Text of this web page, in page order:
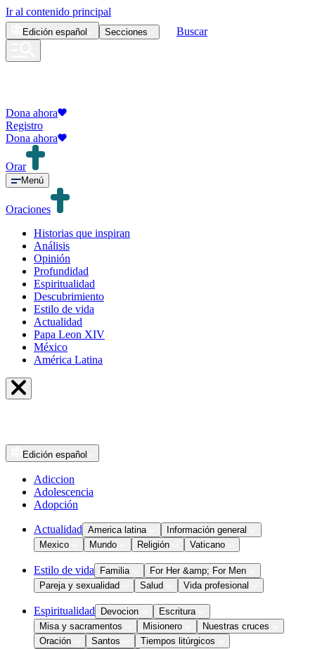
Ir al contenido principal
Edición español Secciones Buscar
Dona ahora
Registro
Dona ahora
Orar
Menú
Oraciones
Historias que inspiran
Análisis
Opinión
Profundidad
Espiritualidad
Descubrimiento
Estilo de vida
Actualidad
Papa Leon XIV
México
América Latina
Edición español
Adiccion
Adolescencia
Adopción
Actualidad America latina
Información general
Mexico
Mundo Religión Vaticano
Estilo de vida Familia
For Her &amp; For Men
Pareja y sexualidad
Salud Vida profesional
Espiritualidad Devocion
Escritura
Misa y sacramentos
Misionero
Nuestras cruces
Oración
Santos
Tiempos litúrgicos